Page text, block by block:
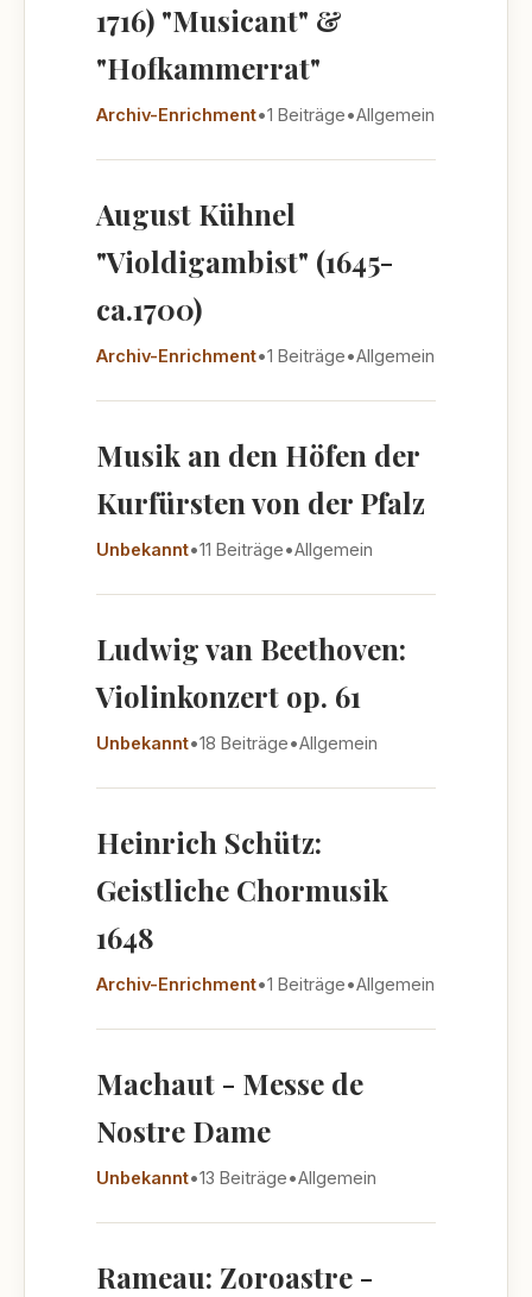
1716) "Musicant" &
"Hofkammerrat"
Archiv-Enrichment•1 Beiträge•Allgemein
August Kühnel
"Violdigambist" (1645-
ca.1700)
Archiv-Enrichment•1 Beiträge•Allgemein
Musik an den Höfen der
Kurfürsten von der Pfalz
Unbekannt•11 Beiträge•Allgemein
Ludwig van Beethoven:
Violinkonzert op. 61
Unbekannt•18 Beiträge•Allgemein
Heinrich Schütz:
Geistliche Chormusik
1648
Archiv-Enrichment•1 Beiträge•Allgemein
Machaut - Messe de
Nostre Dame
Unbekannt•13 Beiträge•Allgemein
Rameau: Zoroastre -